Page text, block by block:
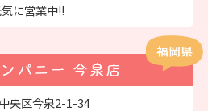
に営業中!!
央区今泉2-1-34